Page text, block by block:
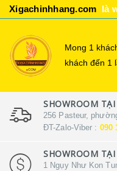
Xigachinhhang.com là
Mong 1
khách đến 1
SHOWROOM
256 Pasteur,
ĐT-Zalo-Viber : 090
SHOWROOM
1 Ngụy Như Kon